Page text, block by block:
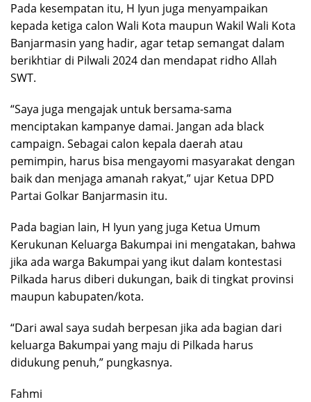
Pada kesempatan itu, H Iyun juga menyampaikan
kepada ketiga calon Wali Kota maupun Wakil Wali Kota
Banjarmasin yang hadir, agar tetap semangat dalam
berikhtiar di Pilwali 2024 dan mendapat ridho Allah
SWT.
“Saya juga mengajak untuk bersama-sama
menciptakan kampanye damai. Jangan ada black
campaign. Sebagai calon kepala daerah atau
pemimpin, harus bisa mengayomi masyarakat dengan
baik dan menjaga amanah rakyat,” ujar Ketua DPD
Partai Golkar Banjarmasin itu.
Pada bagian lain, H Iyun yang juga Ketua Umum
Kerukunan Keluarga Bakumpai ini mengatakan, bahwa
jika ada warga Bakumpai yang ikut dalam kontestasi
Pilkada harus diberi dukungan, baik di tingkat provinsi
maupun kabupaten/kota.
“Dari awal saya sudah berpesan jika ada bagian dari
keluarga Bakumpai yang maju di Pilkada harus
didukung penuh,” pungkasnya.
Fahmi